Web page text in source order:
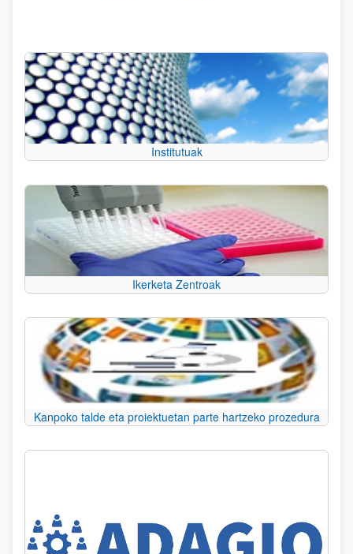
Institutuak
Ikerketa Zentroak
Kanpoko talde eta proiektuetan parte hartzeko prozedura